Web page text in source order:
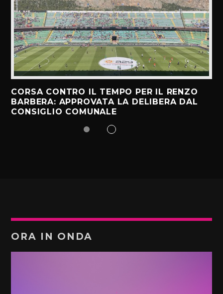
CORSA CONTRO IL TEMPO PER IL RENZO
BARBERA: APPROVATA LA DELIBERA DAL
CONSIGLIO COMUNALE
ORA IN ONDA